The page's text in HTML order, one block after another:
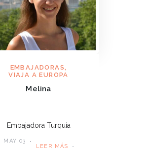
EMBAJADORAS ,
VIAJA A EUROPA
Melina
Embajadora Turquía
MAY 03
LEER MÁS